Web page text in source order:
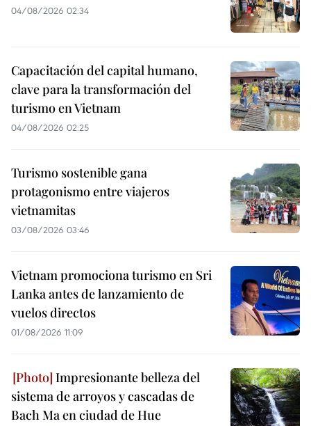
04/08/2026 02:34
Capacitación del capital humano,
clave para la transformación del
turismo en Vietnam
04/08/2026 02:25
Turismo sostenible gana
protagonismo entre viajeros
vietnamitas
03/08/2026 03:46
Vietnam promociona turismo en Sri
Lanka antes de lanzamiento de
vuelos directos
01/08/2026 11:09
Impresionante belleza del
sistema de arroyos y cascadas de
Bach Ma en ciudad de Hue